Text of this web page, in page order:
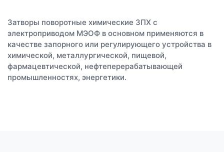
Затворы поворотные химические ЗПХ с
электроприводом МЭОФ в основном применяются в
качестве запорного или регулирующего устройства в
химической, металлургической, пищевой,
фармацевтической, нефтеперерабатывающей
промышленностях, энергетики.